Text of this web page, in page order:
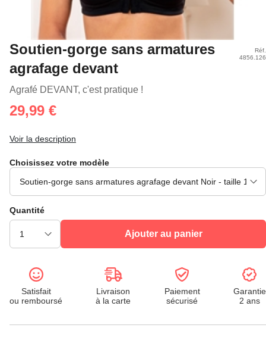
Soutien-gorge sans armatures
agrafage devant
Agrafé DEVANT, c'est pratique !
Réf.
4856.126
29,99 €
Voir la description
Choisissez votre modèle
Quantité
Ajouter au panier
Satisfait
ou remboursé
Livraison
à la carte
Paiement
sécurisé
Garantie
2 ans